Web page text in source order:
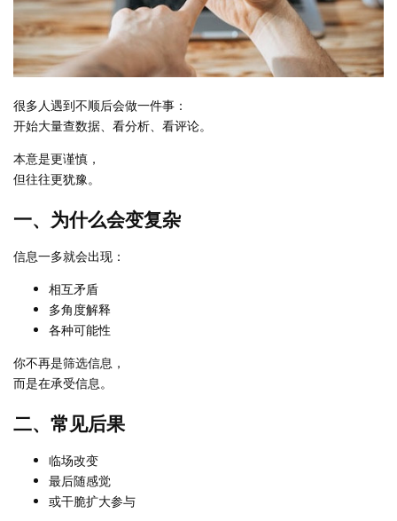
很多人遇到不顺后会做一件事：
开始大量查数据、看分析、看评论。
本意是更谨慎，
但往往更犹豫。
一、为什么会变复杂
信息一多就会出现：
相互矛盾
多角度解释
各种可能性
你不再是筛选信息，
而是在承受信息。
二、常见后果
临场改变
最后随感觉
或干脆扩大参与